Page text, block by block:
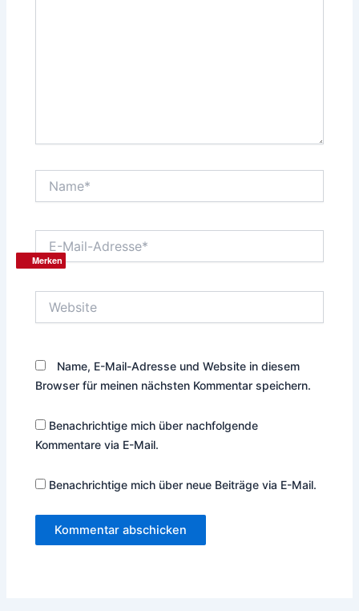
Merken
Merken
Mail-
Adresse*
Name, E-Mail-Adresse und Website in diesem
Browser für meinen nächsten Kommentar speichern.
Benachrichtige mich über nachfolgende
Kommentare via E-Mail.
Benachrichtige mich über neue Beiträge via E-Mail.